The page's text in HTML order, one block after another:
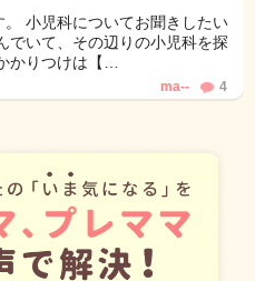
小児科についてお聞きしたい
でいて、その辺りの小児科を探
かりつけは【…
ma-- 4